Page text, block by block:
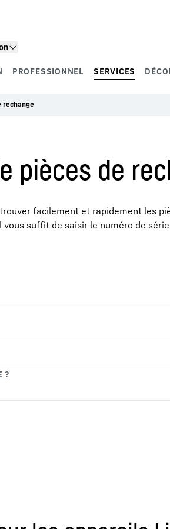
PROFESSIONNEL SERVICES
rechange
pièces de
facilement et rapidement les
suffit de saisir le numéro de